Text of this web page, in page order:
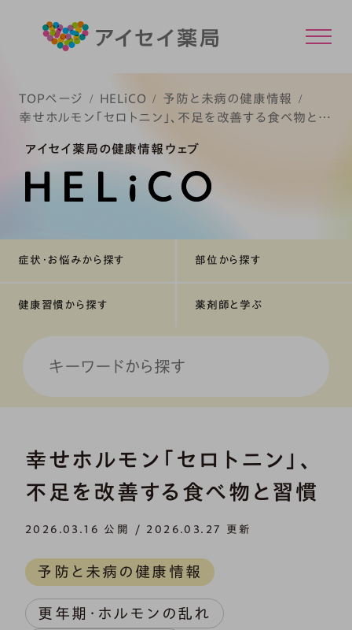
TOPページ HELiCO
予防と未病の健康情報
幸せホルモン「セロトニン」、不足を改善する食べ物と習
アイセイ薬局の健康情報ウェブ
症状・お悩みから探す 部位から探す
健康習慣から探す 薬剤師と学ぶ
幸せホルモン「セロトニン」、
不足を改善する食べ物と習慣
2026.03.16 公開 / 2026.03.27 更新
予防と未病の健康情報
更年期・ホルモンの乱れ